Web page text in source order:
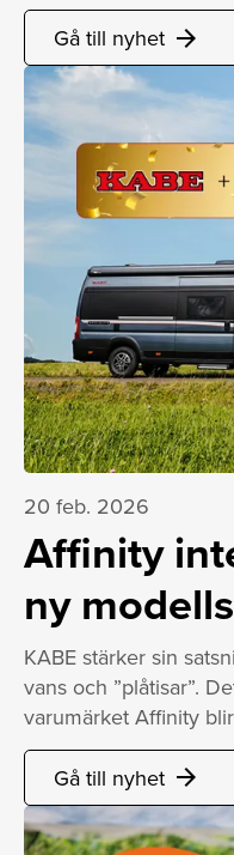
Gå till nyhet arrow_forward
20 feb. 2026
Affinity
ny
KABE stärker sin
vans och ”plåtisar”.
varumärket Affinity
Gå till nyhet arrow_forward